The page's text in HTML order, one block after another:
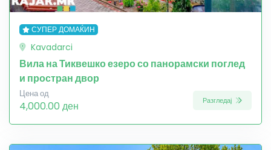
СУПЕР ДОМАЌИН
Kavadarci
Вила на Тиквешко езеро со панорамски поглед
и простран двор
Цена од
4,000.00 ден Разгледај